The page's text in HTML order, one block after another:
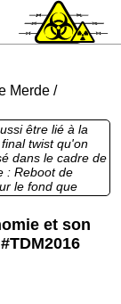
Merde /
être lié à la
twist qu'on
dans le cadre de
: Reboot de
le fond que
à la portée du
ultime, écrivez le
bien plus
ici :
et son